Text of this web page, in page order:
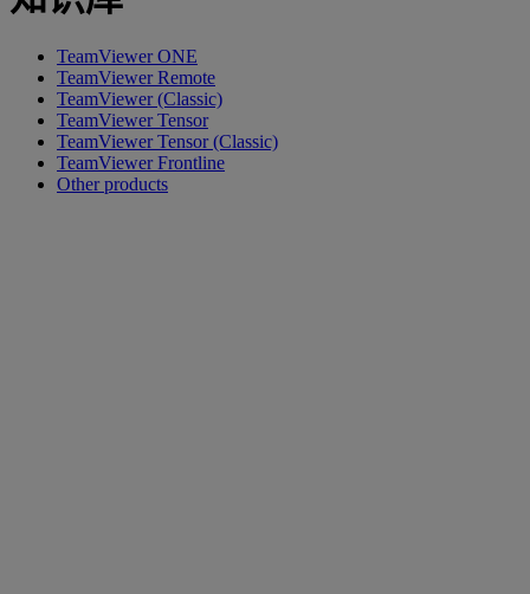
TeamViewer ONE
TeamViewer Remote
TeamViewer (Classic)
TeamViewer Tensor
TeamViewer Tensor (Classic)
TeamViewer Frontline
Other products